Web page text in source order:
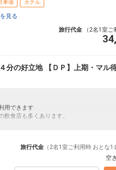
車場
ホテル
見る
旅行代金 （2名1室
分の好立地 【ＤＰ】上期・マル
用できます
食店も多くあります。
付プラン」を掲載しています。
【食事条件】の項目でご確認のうえ、予
ムプランをご用意しています。
旅行代金 （2名1室ご利用時 おとな1
空